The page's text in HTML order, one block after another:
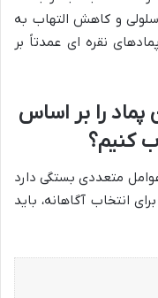
سلولی و کاهش التهاب به
نقره ای عمدتاً بر
پماد را بر اساس
کنیم؟
متعددی بستگی دارد
انتخاب آگاهانه، باید